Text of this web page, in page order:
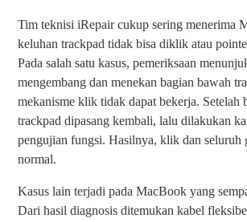
Tim teknisi iRepair cukup sering menerima
keluhan trackpad tidak bisa diklik atau
Pada salah satu kasus, pemeriksaan
mengembang dan menekan bagian bawah
mekanisme klik tidak dapat bekerja. Setelah
trackpad dipasang kembali, lalu dilakukan
pengujian fungsi. Hasilnya, klik dan seluruh
normal.
Kasus lain terjadi pada MacBook yang
Dari hasil diagnosis ditemukan kabel